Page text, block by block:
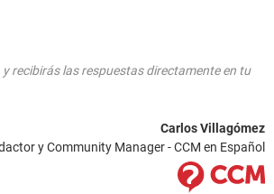
recibirás las respuestas directamente en tu
Carlos Villagómez
y Community Manager - CCM en Español